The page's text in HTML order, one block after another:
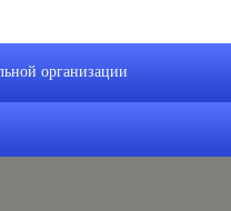
организации